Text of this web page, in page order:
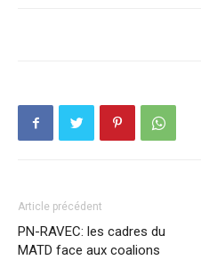
Article précédent
PN-RAVEC: les cadres du
MATD face aux coalions